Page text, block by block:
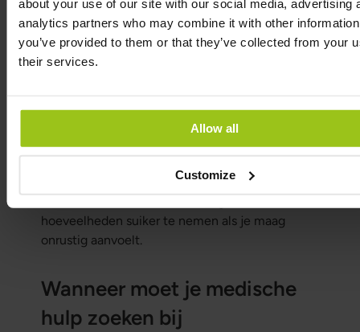
about your use of our site with our social media, advertising
analytics partners who may combine it with other
you’ve provided to them or that they’ve collected from your
their services.
Allow all
Customize
Gekookte groenten
Soepen en stoofschotels
alcohol, pittig eten, gefrituurd,
hoeveelheden suiker te nemen als je maag
onrustig aanvoelt.
Wanneer moet je medische
hulp zoeken bij